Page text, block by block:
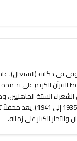
في دگانة (السنغال).
القرآن الكريم على يد
الستة الجاهليين،
غيلان والمتنبي، إضافة إلى بعض المتون النحوية. عمل بالتجارة في السنغال
الكبار على زمانه.